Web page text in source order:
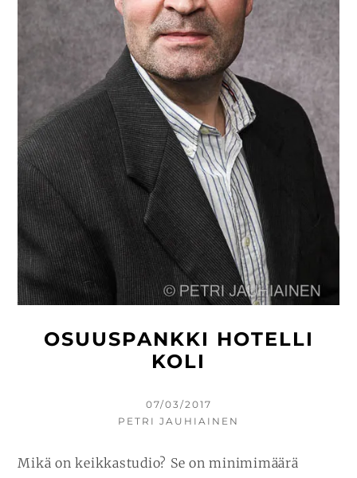
OSUUSPANKKI HOTELLI
KOLI
KIRJOITETTU
07/03/2017
KIRJOITTAJA
PETRI JAUHIAINEN
Mikä on keikkastudio? Se on minimimäärä